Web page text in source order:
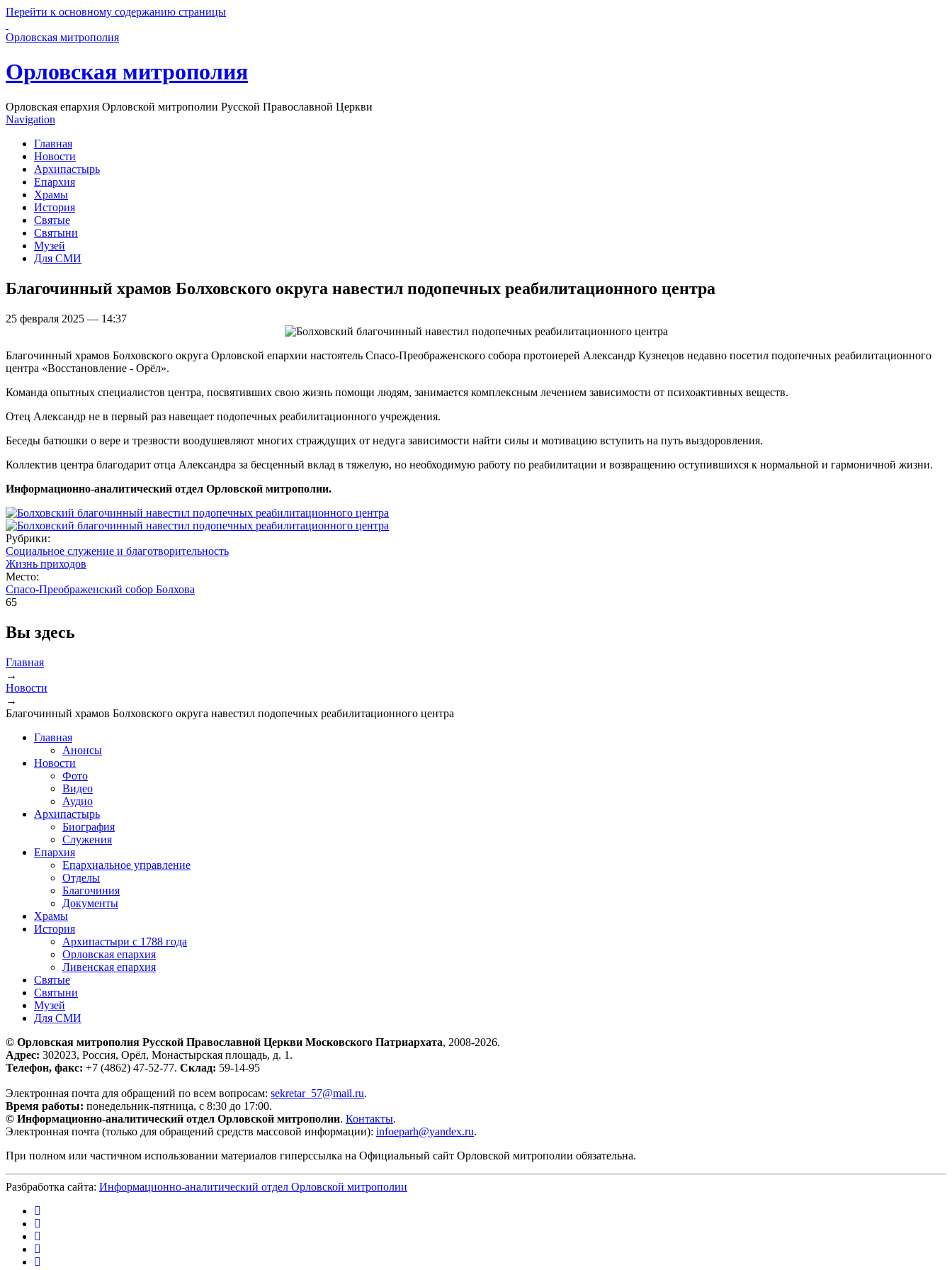
Перейти к основному содержанию страницы
Орловская митрополия
Орловская митрополия
Орловская епархия Орловской митрополии Русской Православной Церкви
Navigation
Главная
Новости
Архипастырь
Епархия
Храмы
История
Святые
Святыни
Музей
Для СМИ
Благочинный храмов Болховского округа навестил подопечных реабилитационного центра
25 февраля 2025 — 14:37
Благочинный храмов Болховского округа Орловской епархии настоятель Спасо-Преображенского собора протоиерей Александр Кузнецов недавно посетил подопечных реабилитационного
центра «Восстановление - Орёл».
Команда опытных специалистов центра, посвятивших свою жизнь помощи людям, занимается комплексным лечением зависимости от психоактивных веществ.
Отец Александр не в первый раз навещает подопечных реабилитационного учреждения.
Беседы батюшки о вере и трезвости воодушевляют многих страждущих от недуга зависимости найти силы и мотивацию вступить на путь выздоровления.
Коллектив центра благодарит отца Александра за бесценный вклад в тяжелую, но необходимую работу по реабилитации и возвращению оступившихся к нормальной и гармоничной жизни.
Информационно-аналитический отдел Орловской митрополии.
Рубрики:
Социальное служение и благотворительность
Жизнь приходов
Место:
Спасо-Преображенский собор Болхова
65
Вы здесь
Главная
→
Новости
→
Благочинный храмов Болховского округа навестил подопечных реабилитационного центра
Главная
Анонсы
Новости
Фото
Видео
Аудио
Архипастырь
Биография
Служения
Епархия
Епархиальное управление
Отделы
Благочиния
Документы
Храмы
История
Архипастыри с 1788 года
Орловская епархия
Ливенская епархия
Святые
Святыни
Музей
Для СМИ
© Орловская митрополия Русской Православной Церкви Московского Патриархата, 2008-2026.
Адрес: 302023, Россия, Орёл, Монастырская площадь, д. 1.
Телефон, факс: +7 (4862) 47-52-77. Склад: 59-14-95
Электронная почта для обращений по всем вопросам: sekretar_57@mail.ru.
Время работы: понедельник-пятница, с 8:30 до 17:00.
© Информационно-аналитический отдел Орловской митрополии. Контакты.
Электронная почта (только для обращений средств массовой информации): infoeparh@yandex.ru.
При полном или частичном использовании материалов гиперссылка на Официальный сайт Орловской митрополии обязательна.
Разбработка сайта: Информационно-аналитический отдел Орловской митрополии